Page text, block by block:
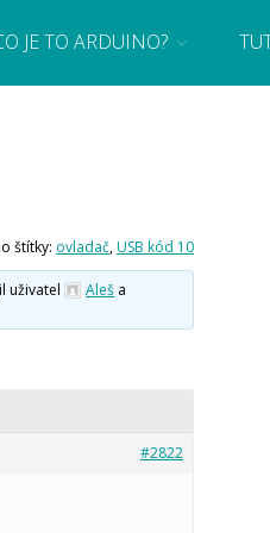
formou! Arduino a microbit
JE TO ARDUINO?
štítky: ovladač,USB kód 10
uživatel Aleš a
#2822